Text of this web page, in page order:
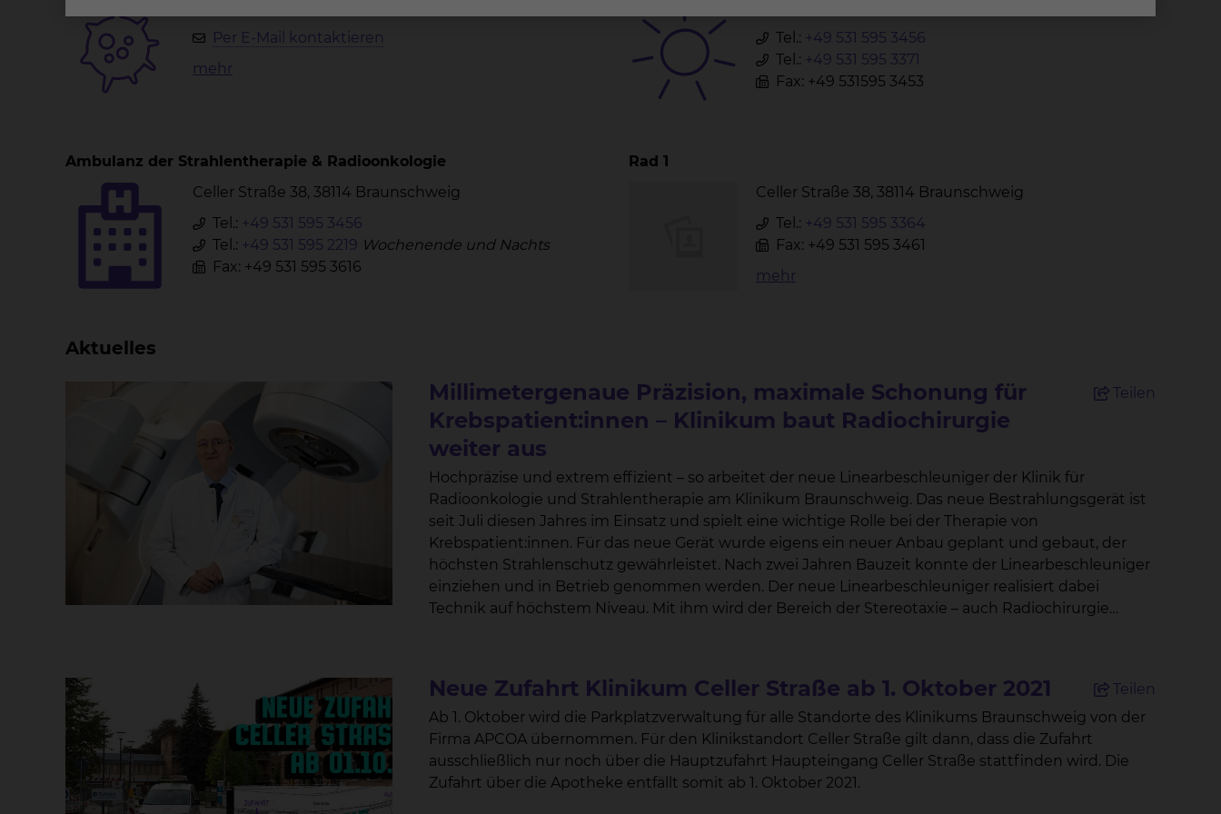
Per E-Mail kontaktieren
mehr
Tel.: +49 531 595 3456
Tel.: +49 531 595 3371
Fax: +49 531595 3453
Ambulanz der Strahlentherapie & Radioonkologie
Celler Straße 38, 38114 Braunschweig
Tel.: +49 531 595 3456
Tel.: +49 531 595 2219 Wochenende und Nachts
Fax: +49 531 595 3616
Rad 1
Celler Straße 38, 38114 Braunschweig
Tel.: +49 531 595 3364
Fax: +49 531 595 3461
mehr
Aktuelles
Millimetergenaue Präzision, maximale Schonung für
Krebspatient:innen – Klinikum baut Radiochirurgie
weiter aus
Teilen
Hochpräzise und extrem effizient – so arbeitet der neue Linearbeschleuniger der Klinik für
Radioonkologie und Strahlentherapie am Klinikum Braunschweig. Das neue Bestrahlungsgerät ist
seit Juli diesen Jahres im Einsatz und spielt eine wichtige Rolle bei der Therapie von
Krebspatient:innen. Für das neue Gerät wurde eigens ein neuer Anbau geplant und gebaut, der
höchsten Strahlenschutz gewährleistet. Nach zwei Jahren Bauzeit konnte der Linearbeschleuniger
einziehen und in Betrieb genommen werden. Der neue Linearbeschleuniger realisiert dabei
Technik auf höchstem Niveau. Mit ihm wird der Bereich der Stereotaxie – auch Radiochirurgie
Bestrahlungsliege. Chefarzt Prof. Dr. Wolfgang Hoffmann macht deutlich: „Das Gerät erlaubt es,
auch in der Tiefe liegende Tumoren unter Schonung des gesunden Gewebes zielgerichteter und
schonender zu behandeln.“ Tumorgewebe kann mitunter so hoch dosiert bestrahlt werden, dass
es in nur einer Sitzung zerstört wird. Die Radiochirurgie sei mittlerweile in vielen Fällen eine echte
Alternative zur Operation, so Hoffmann. Noch nie gab es in der Geschichte der Strahlentherapie so
Neue Zufahrt Klinikum Celler Straße ab 1. Oktober 2021
Teilen
Ab 1. Oktober wird die Parkplatzverwaltung für alle Standorte des Klinikums Braunschweig von der
Firma APCOA übernommen. Für den Klinikstandort Celler Straße gilt dann, dass die Zufahrt
ausschließlich nur noch über die Hauptzufahrt Haupteingang Celler Straße stattfinden wird. Die
Zufahrt über die Apotheke entfällt somit ab 1. Oktober 2021.